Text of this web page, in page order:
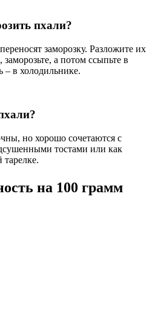
пхали?
заморозку. Разложите их
а потом ссыпьте в
– в холодильнике.
но хорошо сочетаются с
тостами или как
на 100 грамм